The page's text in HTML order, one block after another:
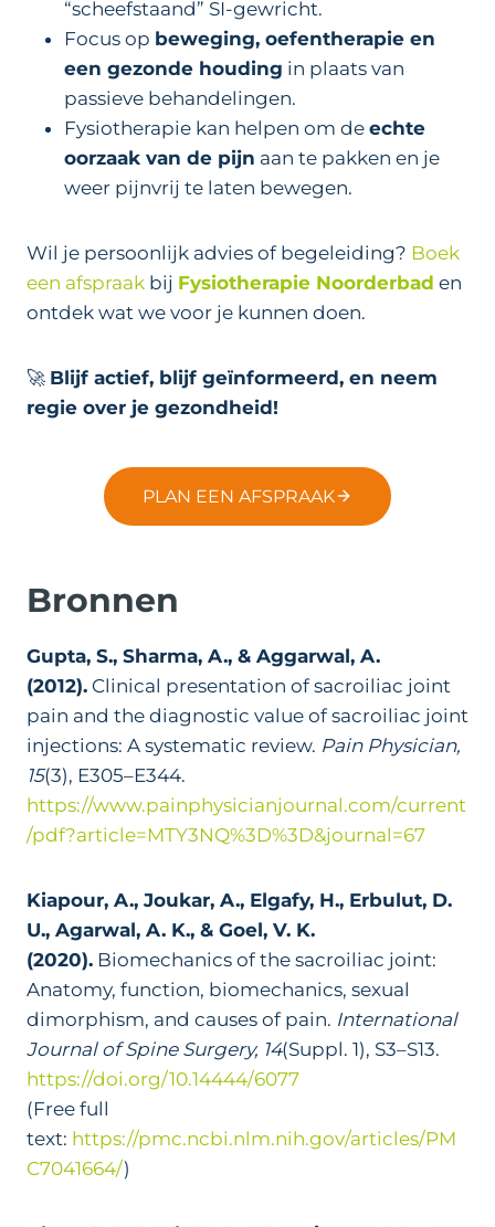
“scheefstaand” SI-gewricht.
Focus op beweging, oefentherapie en
een gezonde houding in plaats van
passieve behandelingen.
Fysiotherapie kan helpen om de echte
oorzaak van de pijn aan te pakken en je
weer pijnvrij te laten bewegen.
Wil je persoonlijk advies of begeleiding? Boek
een afspraak bij Fysiotherapie Noorderbad en
ontdek wat we voor je kunnen doen.
🚀 Blijf actief, blijf geïnformeerd, en neem
regie over je gezondheid!
PLAN EEN AFSPRAAK
Bronnen
Gupta, S., Sharma, A., & Aggarwal, A.
(2012). Clinical presentation of sacroiliac joint
pain and the diagnostic value of sacroiliac joint
injections: A systematic review. Pain Physician,
15(3), E305–E344.
https://www.painphysicianjournal.com/current
/pdf?article=MTY3NQ%3D%3D&journal=67
Kiapour, A., Joukar, A., Elgafy, H., Erbulut, D.
U., Agarwal, A. K., & Goel, V. K.
(2020). Biomechanics of the sacroiliac joint:
Anatomy, function, biomechanics, sexual
dimorphism, and causes of pain. International
Journal of Spine Surgery, 14(Suppl. 1), S3–S13.
https://doi.org/10.14444/6077
(Free full
text: https://pmc.ncbi.nlm.nih.gov/articles/PM
C7041664/)